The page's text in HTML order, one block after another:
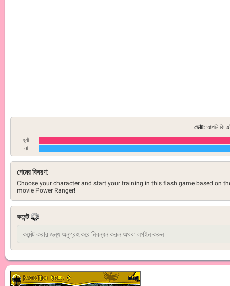
ভোট: আপনি কি
হ্যাঁ
না
গেমের বিবরণ:
Choose your character and start your training in this flash game based on
movie Power Ranger!
কমেন্ট